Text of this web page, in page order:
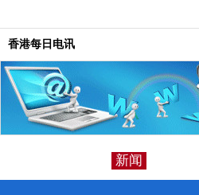
香港每日电讯
新闻